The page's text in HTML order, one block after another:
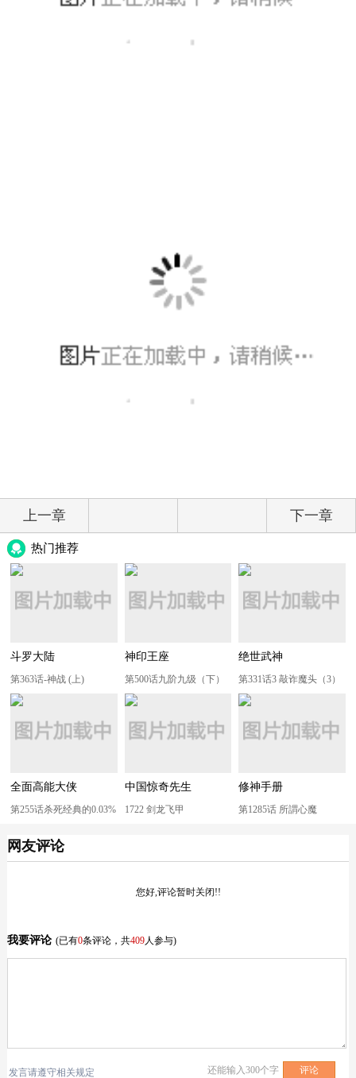
上一章 下一章
热门推荐
斗罗大陆
第363话-神战 (上)
神印王座
第500话九阶九级（下）
绝世武神
第331话3 敲诈魔头（3）
全面高能大侠
第255话杀死经典的0.03%
中国惊奇先生
1722 剑龙飞甲
修神手册
第1285话 所謂心魔
网友评论
您好,评论暂时关闭!!
我要评论 (已有0条评论，共409人参与)
发言请遵守相关规定 还能输入300个字